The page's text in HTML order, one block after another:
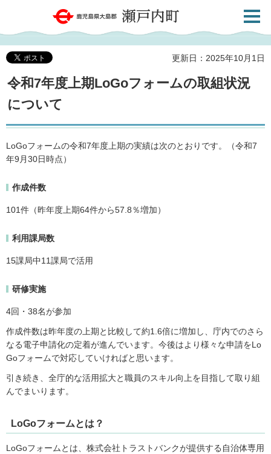
鹿児島県大島郡 瀬戸内町
共通メ
更新日：2025年10月1日
令和7年度上期LoGoフォームの取組状況
について
LoGoフォームの令和7年度上期の実績は次のとおりです。（令和7
年9月30日時点）
作成件数
101件（昨年度上期64件から57.8％増加）
利用課局数
15課局中11課局で活用
研修実施
4回・38名が参加
作成件数は昨年度の上期と比較して約1.6倍に増加し、庁内でのさら
なる電子申請化の定着が進んでいます。今後はより様々な申請をLo
Goフォームで対応していければと思います。
引き続き、全庁的な活用拡大と職員のスキル向上を目指して取り組
んでまいります。
LoGoフォームとは？
LoGoフォームとは、株式会社トラストバンクが提供する自治体専用